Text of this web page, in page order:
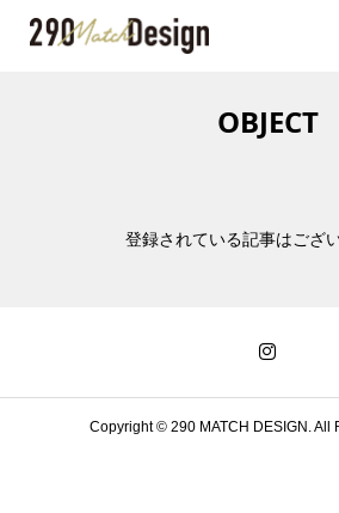
OBJECT
登録されている記事はござ
Copyright ©290 MATCH DESIGN. All